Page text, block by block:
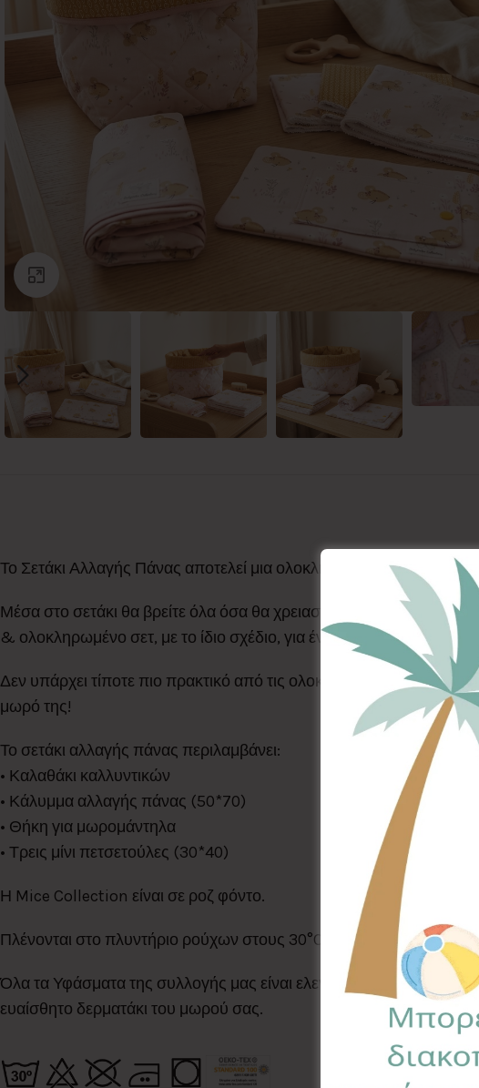
Το Σετάκι Αλλαγής Πάνας αποτελεί μια ολοκληρωμένη ιδέα για
Μέσα στο σετάκι θα βρείτε όλα όσα θα χρειαστεί να έχετε μαζί
& ολοκληρωμένο σετ, με το ίδιο σχέδιο, για ένα υπέροχο
Δεν υπάρχει τίποτε πιο πρακτικό από τις ολοκληρωμένες
μωρό της!
Το σετάκι αλλαγής πάνας περιλαμβάνει:
• Καλαθάκι καλλυντικών
• Κάλυμμα αλλαγής πάνας (50*70)
• Θήκη για μωρομάντηλα
• Τρεις μίνι πετσετούλες (30*40)
Η Mice Collection είναι σε ροζ φόντο.
Πλένονται στο πλυντήριο ρούχων στους 30°C
Όλα τα Υφάσματα της συλλογής μας είναι ελεγμένα &
ευαίσθητο δερματάκι του μωρού σας.